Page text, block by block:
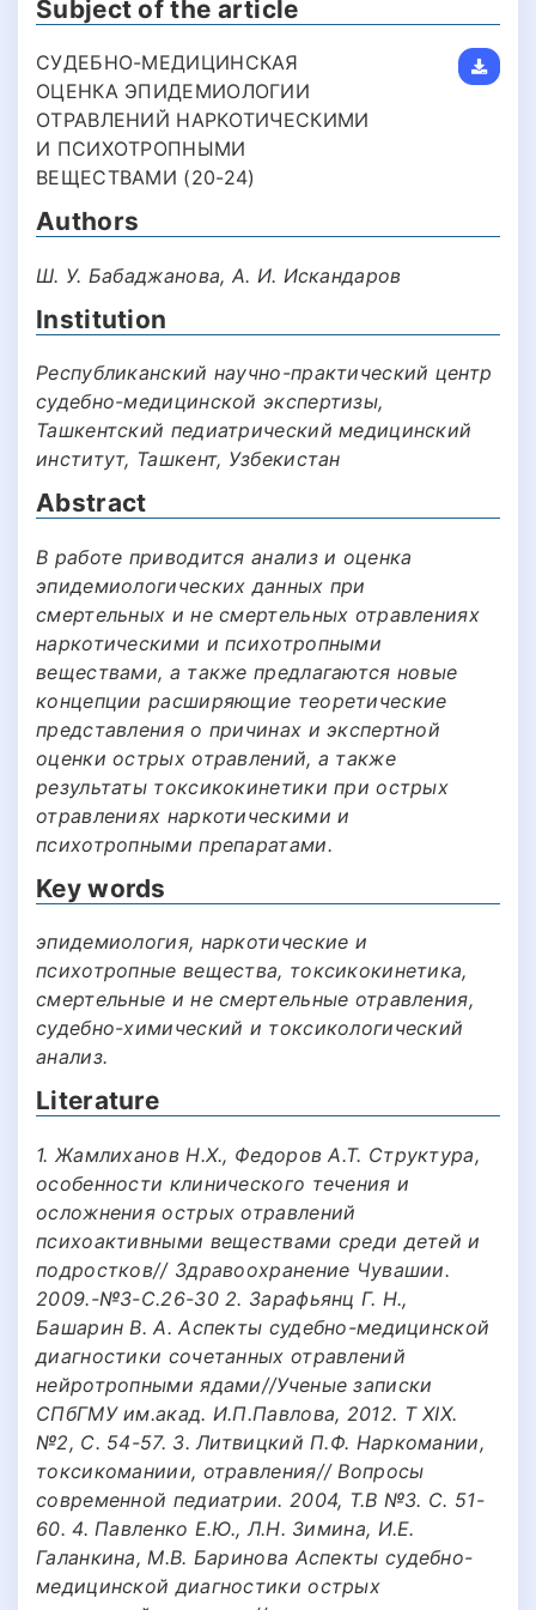
Subject of the article
СУДЕБНО-МЕДИЦИНСКАЯ
ОЦЕНКА ЭПИДЕМИОЛОГИИ
ОТРАВЛЕНИЙ НАРКОТИЧЕСКИМИ
И ПСИХОТРОПНЫМИ
ВЕЩЕСТВАМИ (20-24)
Authors
Ш. У. Бабаджанова, А. И. Искандаров
Institution
Республиканский научно-практический центр
судебно-медицинской экспертизы,
Ташкентский педиатрический медицинский
институт, Ташкент, Узбекистан
Abstract
В работе приводится анализ и оценка
эпидемиологических данных при
смертельных и не смертельных отравлениях
наркотическими и психотропными
веществами, а также предлагаются новые
концепции расширяющие теоретические
представления о причинах и экспертной
оценки острых отравлений, а также
результаты токсикокинетики при острых
отравлениях наркотическими и
психотропными препаратами.
Key words
эпидемиология, наркотические и
психотропные вещества, токсикокинетика,
смертельные и не смертельные отравления,
судебно-химический и токсикологический
анализ.
Literature
1. Жамлиханов Н.Х., Федоров А.Т. Структура,
особенности клинического течения и
осложнения острых отравлений
психоактивными веществами среди детей и
подростков// Здравоохранение Чувашии.
2009.-№3-С.26-30 2. Зарафьянц Г. Н.,
Башарин В. А. Аспекты судебно-медицинской
диагностики сочетанных отравлений
нейротропными ядами//Ученые записки
СПбГМУ им.акад. И.П.Павлова, 2012. Т XIX.
№2, С. 54-57. 3. Литвицкий П.Ф. Наркомании,
токсикоманиии, отравления// Вопросы
современной педиатрии. 2004, Т.В №3. С. 51-
60. 4. Павленко Е.Ю., Л.Н. Зимина, И.Е.
Галанкина, М.В. Баринова Аспекты судебно-
медицинской диагностики острых